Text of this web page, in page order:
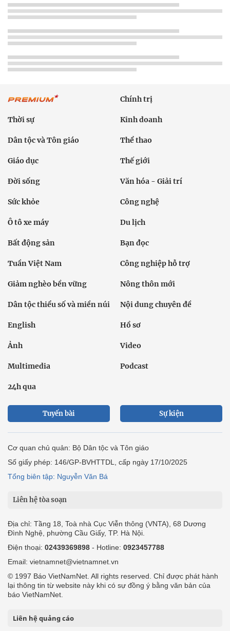
Chính trị
Thời sự Kinh doanh
Dân tộc và Tôn giáo Thể thao
Giáo dục Thế giới
Đời sống Văn hóa - Giải trí
Sức khỏe Công nghệ
Ô tô xe máy Du lịch
Bất động sản Bạn đọc
Tuần Việt Nam Công nghiệp hỗ trợ
Giảm nghèo bền vững Nông thôn mới
Dân tộc thiểu số và miền núi Nội dung chuyên đề
English Hồ sơ
Ảnh Video
Multimedia Podcast
24h qua
Tuyến bài Sự kiện
Cơ quan chủ quản: Bộ Dân tộc và Tôn giáo
Số giấy phép: 146/GP-BVHTTDL, cấp ngày 17/10/2025
Tổng biên tập: Nguyễn Văn Bá
Liên hệ tòa soạn
Địa chỉ: Tầng 18, Toà nhà Cục Viễn thông (VNTA), 68 Dương
Đình Nghệ, phường Cầu Giấy, TP. Hà Nội.
Điện thoại: 02439369898 - Hotline: 0923457788
Email: vietnamnet@vietnamnet.vn
© 1997 Báo VietNamNet. All rights reserved. Chỉ được phát hành
lại thông tin từ website này khi có sự đồng ý bằng văn bản của
báo VietNamNet.
Liên hệ quảng cáo